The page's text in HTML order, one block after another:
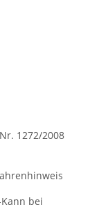
1272/2008
bei